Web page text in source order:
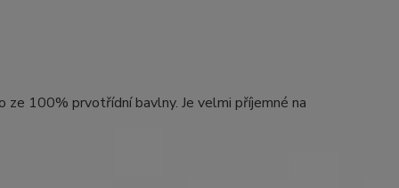
ze 100% prvotřídní bavlny. Je velmi příjemné na